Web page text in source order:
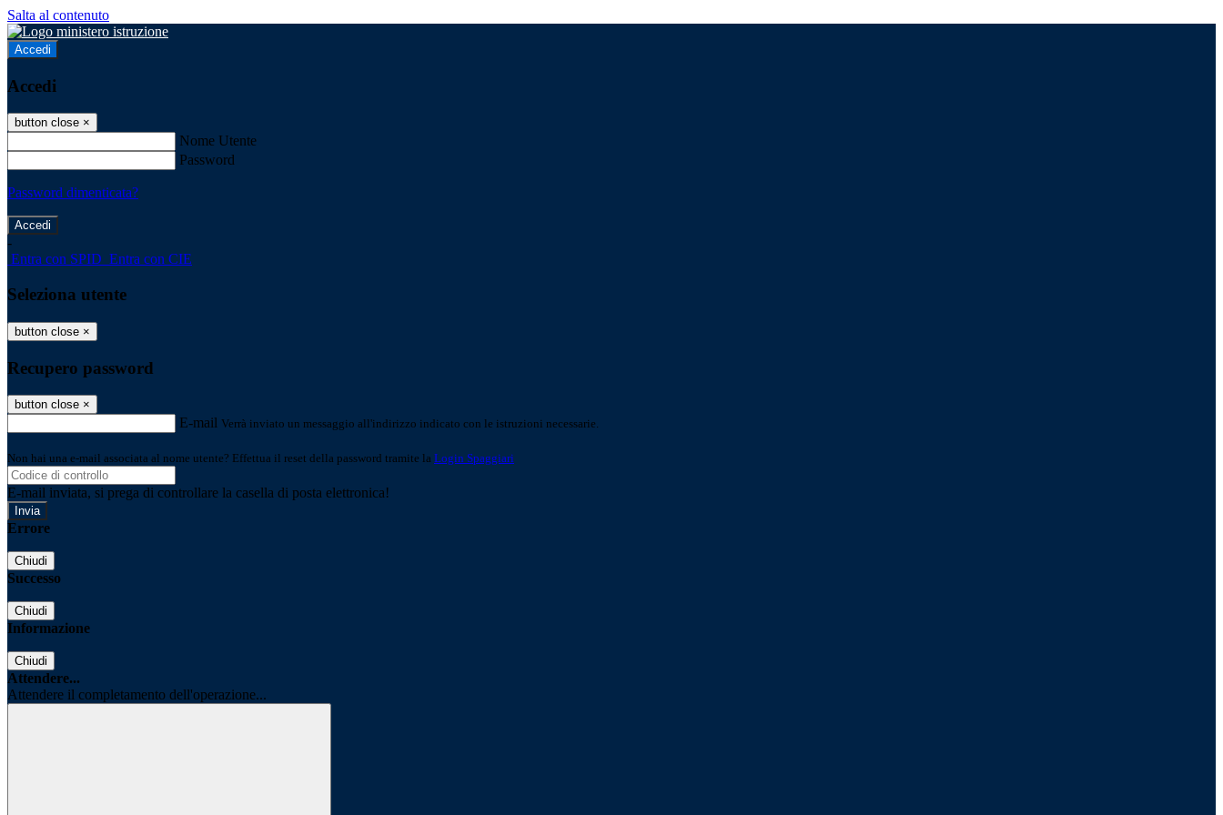
Salta al contenuto
Accedi
Accedi
button close ×
Nome Utente
Password
Password dimenticata?
-
Entra con SPID Entra con CIE
Seleziona utente
button close ×
Recupero password
button close ×
E-mail Verrà inviato un messaggio all'indirizzo indicato con le istruzioni necessarie.
Non hai una e-mail associata al nome utente? Effettua il reset della password tramite la Login Spaggiari
E-mail inviata, si prega di controllare la casella di posta elettronica!
Errore
Chiudi
Successo
Chiudi
Informazione
Chiudi
Attendere...
Attendere il completamento dell'operazione...